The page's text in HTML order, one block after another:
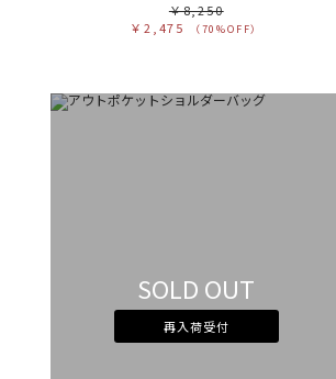
￥8,250
￥2,475
（70%OFF）
SOLD OUT
再入荷受付